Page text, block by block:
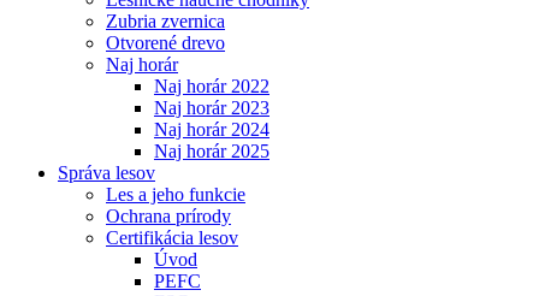
Zubria zvernica
Otvorené drevo
Naj horár
Naj horár 2022
Naj horár 2023
Naj horár 2024
Naj horár 2025
Správa lesov
Les a jeho funkcie
Ochrana prírody
Certifikácia lesov
Úvod
PEFC